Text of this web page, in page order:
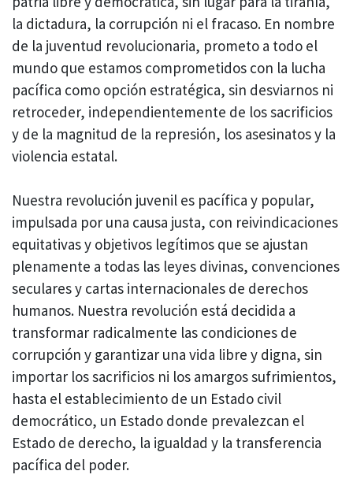
la dictadura, la corrupción ni el fracaso. En nombre
de la juventud revolucionaria, prometo a todo el
mundo que estamos comprometidos con la lucha
pacífica como opción estratégica, sin desviarnos ni
retroceder, independientemente de los sacrificios
y de la magnitud de la represión, los asesinatos y la
violencia estatal.
Nuestra revolución juvenil es pacífica y popular,
impulsada por una causa justa, con reivindicaciones
equitativas y objetivos legítimos que se ajustan
plenamente a todas las leyes divinas, convenciones
seculares y cartas internacionales de derechos
humanos. Nuestra revolución está decidida a
transformar radicalmente las condiciones de
corrupción y garantizar una vida libre y digna, sin
importar los sacrificios ni los amargos sufrimientos,
hasta el establecimiento de un Estado civil
democrático, un Estado donde prevalezcan el
Estado de derecho, la igualdad y la transferencia
pacífica del poder.